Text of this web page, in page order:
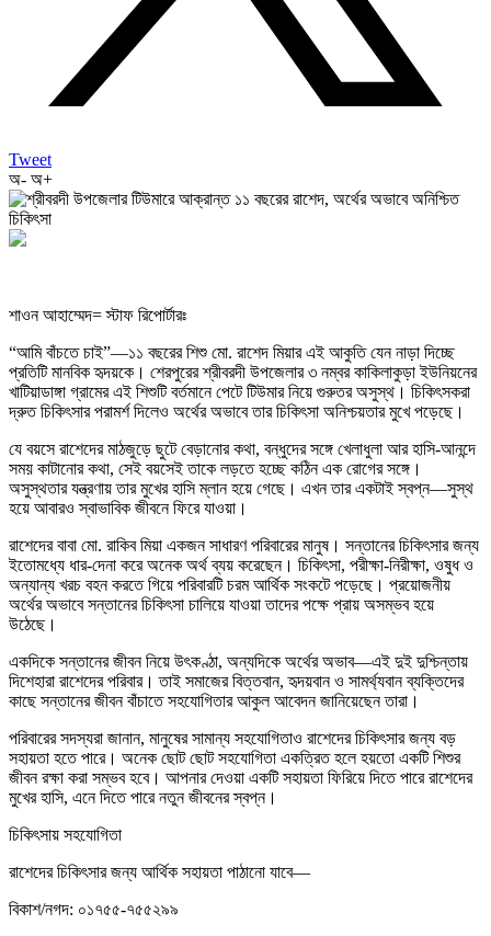
Tweet
অ- অ+
শাওন আহাম্মেদ= স্টাফ রিপোর্টারঃ
“আমি বাঁচতে চাই”—১১ বছরের শিশু মো. রাশেদ মিয়ার এই আকুতি যেন নাড়া দিচ্ছে
প্রতিটি মানবিক হৃদয়কে। শেরপুরের শ্রীবরদী উপজেলার ৩ নম্বর কাকিলাকুড়া ইউনিয়নের
খাটিয়াডাঙ্গা গ্রামের এই শিশুটি বর্তমানে পেটে টিউমার নিয়ে গুরুতর অসুস্থ। চিকিৎসকরা
দ্রুত চিকিৎসার পরামর্শ দিলেও অর্থের অভাবে তার চিকিৎসা অনিশ্চয়তার মুখে পড়েছে।
যে বয়সে রাশেদের মাঠজুড়ে ছুটে বেড়ানোর কথা, বন্ধুদের সঙ্গে খেলাধুলা আর হাসি-আনন্দে
সময় কাটানোর কথা, সেই বয়সেই তাকে লড়তে হচ্ছে কঠিন এক রোগের সঙ্গে।
অসুস্থতার যন্ত্রণায় তার মুখের হাসি ম্লান হয়ে গেছে। এখন তার একটাই স্বপ্ন—সুস্থ
হয়ে আবারও স্বাভাবিক জীবনে ফিরে যাওয়া।
রাশেদের বাবা মো. রাকিব মিয়া একজন সাধারণ পরিবারের মানুষ। সন্তানের চিকিৎসার জন্য
ইতোমধ্যে ধার-দেনা করে অনেক অর্থ ব্যয় করেছেন। চিকিৎসা, পরীক্ষা-নিরীক্ষা, ওষুধ ও
অন্যান্য খরচ বহন করতে গিয়ে পরিবারটি চরম আর্থিক সংকটে পড়েছে। প্রয়োজনীয়
অর্থের অভাবে সন্তানের চিকিৎসা চালিয়ে যাওয়া তাদের পক্ষে প্রায় অসম্ভব হয়ে
উঠেছে।
একদিকে সন্তানের জীবন নিয়ে উৎকণ্ঠা, অন্যদিকে অর্থের অভাব—এই দুই দুশ্চিন্তায়
দিশেহারা রাশেদের পরিবার। তাই সমাজের বিত্তবান, হৃদয়বান ও সামর্থ্যবান ব্যক্তিদের
কাছে সন্তানের জীবন বাঁচাতে সহযোগিতার আকুল আবেদন জানিয়েছেন তারা।
পরিবারের সদস্যরা জানান, মানুষের সামান্য সহযোগিতাও রাশেদের চিকিৎসার জন্য বড়
সহায়তা হতে পারে। অনেক ছোট ছোট সহযোগিতা একত্রিত হলে হয়তো একটি শিশুর
জীবন রক্ষা করা সম্ভব হবে। আপনার দেওয়া একটি সহায়তা ফিরিয়ে দিতে পারে রাশেদের
মুখের হাসি, এনে দিতে পারে নতুন জীবনের স্বপ্ন।
চিকিৎসায় সহযোগিতা
রাশেদের চিকিৎসার জন্য আর্থিক সহায়তা পাঠানো যাবে—
বিকাশ/নগদ: ০১৭৫৫-৭৫৫২৯৯